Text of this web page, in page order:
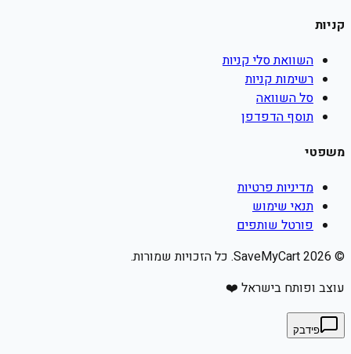
קניות
השוואת סלי קניות
רשימות קניות
סל השוואה
תוסף הדפדפן
משפטי
מדיניות פרטיות
תנאי שימוש
פורטל שותפים
©
2026
עוצב ופותח בישראל ❤️
פידבק